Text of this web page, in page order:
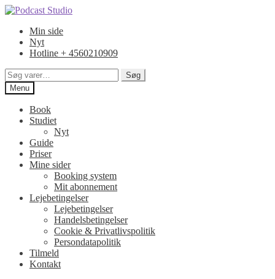
Spring
navigation
Spring
indholdMin side
Nyt
Hotline + 4560210909
Søg
efter:
Søg
Menu
Book
Studiet
Nyt
Guide
Priser
Mine sider
Booking system
Mit abonnement
Lejebetingelser
Lejebetingelser
Handelsbetingelser
Cookie & Privatlivspolitik
Persondatapolitik
Tilmeld
Kontakt